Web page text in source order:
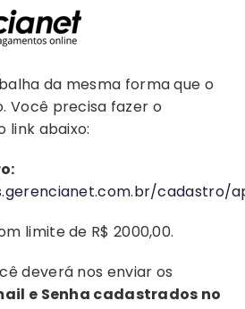
da mesma forma que o
Você precisa fazer o
link abaixo:
cadastro/
limite de R$ 2000,00.
deverá nos enviar os
e Senha cadastrados no